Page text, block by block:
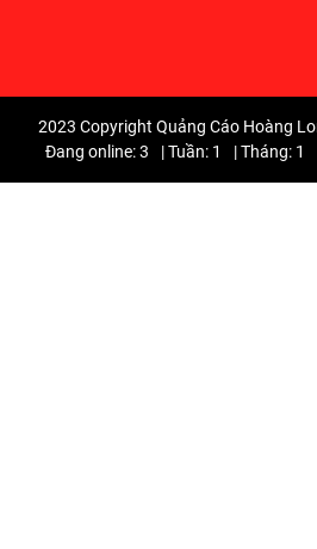
2023 Copyright Quảng Cáo Hoàng
Đang online: 3
|Tuần: 1 |Tháng: 1